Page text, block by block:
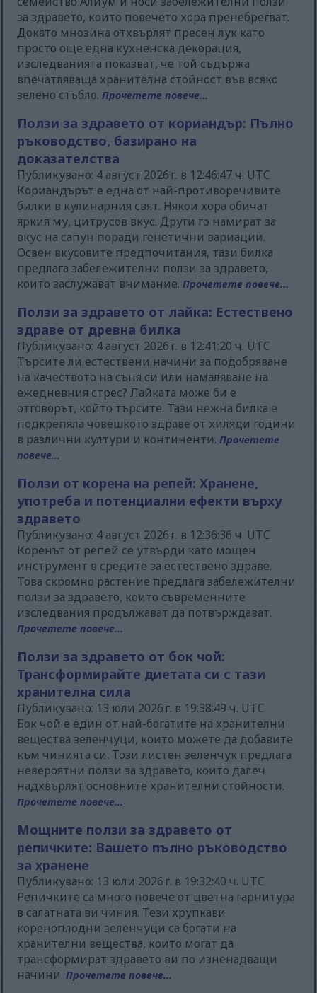
за здравето, които повечето хора пренебрегват.
Докато мнозина отхвърлят пресен лук като
просто още една кухненска декорация,
изследванията показват, че той съдържа
впечатляваща хранителна стойност във всяко
зелено стъбло.Прочетете повече...
Ползи за здравето от кориандър: Пълно
ръководство, базирано на
доказателства
Публикувано: 4 август 2026 г. в 12:46:47 ч. UTC
Кориандърът е една от най-противоречивите
билки в кулинарния свят. Някои хора обичат
яркия му, цитрусов вкус. Други го намират за
вкус на сапун поради генетични вариации.
Освен вкусовите предпочитания, тази билка
предлага забележителни ползи за здравето,
които заслужават внимание.Прочетете повече...
Ползи за здравето от лайка: Естествено
здраве от древна билка
Публикувано: 4 август 2026 г. в 12:41:20 ч. UTC
Търсите ли естествени начини за подобряване
на качеството на съня си или намаляване на
ежедневния стрес? Лайката може би е
отговорът, който търсите. Тази нежна билка е
подкрепяла човешкото здраве от хиляди години
в различни култури и континенти.Прочетете
повече...
Ползи от корена на репей: Хранене,
употреба и потенциални ефекти върху
здравето
Публикувано: 4 август 2026 г. в 12:36:36 ч. UTC
Коренът от репей се утвърди като мощен
инструмент в средите за естествено здраве.
Това скромно растение предлага забележителни
ползи за здравето, които съвременните
изследвания продължават да потвърждават.
Прочетете повече...
Ползи за здравето от бок чой:
Трансформирайте диетата си с тази
хранителна сила
Публикувано: 13 юли 2026 г. в 19:38:49 ч. UTC
Бок чой е един от най-богатите на хранителни
вещества зеленчуци, които можете да добавите
към чинията си. Този листен зеленчук предлага
невероятни ползи за здравето, които далеч
надхвърлят основните хранителни стойности.
Прочетете повече...
Мощните ползи за здравето от
репичките: Вашето пълно ръководство
за хранене
Публикувано: 13 юли 2026 г. в 19:32:40 ч. UTC
Репичките са много повече от цветна гарнитура
в салатната ви чиния. Тези хрупкави
кореноплодни зеленчуци са богати на
хранителни вещества, които могат да
трансформират здравето ви по изненадващи
начини.Прочетете повече...